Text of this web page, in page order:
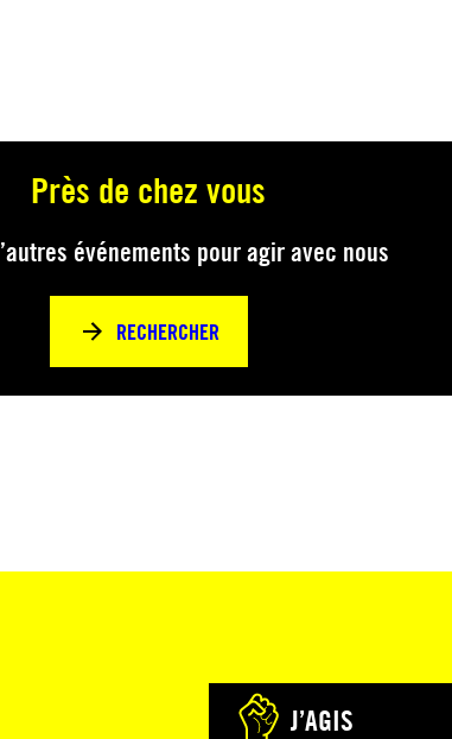
Près de chez vous
événements pour agir avec nous
RECHERCHER
J’AGIS